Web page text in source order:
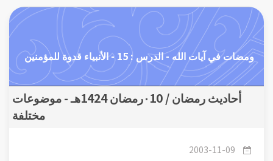
ومضات في آيات الله - الدرس : 15 - الأنبياء قدوة للمؤمنين
أحاديث رمضان / ٠10رمضان 1424هـ - موضوعات
مختلفة
2003-11-09